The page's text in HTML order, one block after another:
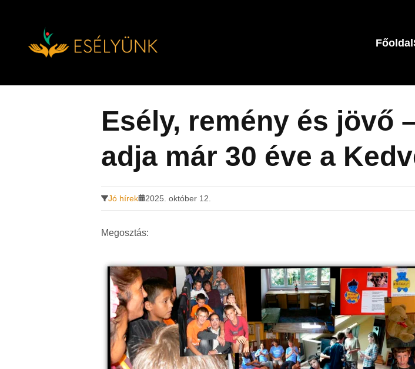
Főoldal
Esély, remény és jövő
adja már 30 éve a
Jó hírek 2025. október 12.
Megosztás: